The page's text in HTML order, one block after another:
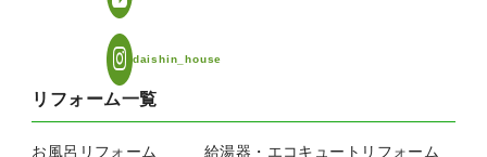
daishin_house
リフォーム一覧
お風呂リフォーム
給湯器・エコキュートリフォーム